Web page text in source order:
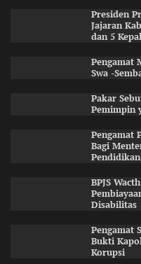
Presiden
Jajaran
dan 5
Pengamat
Swa -
Pakar
Pemimpin
Pengamat
Bagi
Pendidikan
BPJS
Disabilitas
Pengamat
Bukti
Korupsi